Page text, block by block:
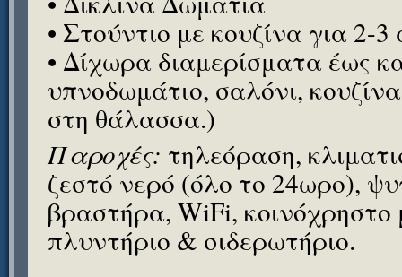
• Στούντιο με κουζίνα για 2-
• Δίχωρα διαμερίσματα έως
υπνοδωμάτιο, σαλόνι,
στη θάλασσα.)
Παροχές: τηλεόραση,
ζεστό νερό (όλο το 24ωρο),
βραστήρα, WiFi, κοινόχρηστο
πλυντήριο & σιδερωτήριο.